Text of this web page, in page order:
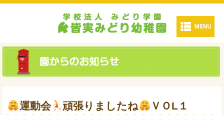
運動会 頑張りましたね ＶＯL１